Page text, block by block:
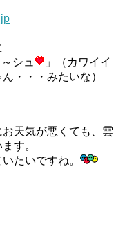
シュ
」（カワイイ
・・・みたいな）
天気が悪くても、雲
す。
たいですね。